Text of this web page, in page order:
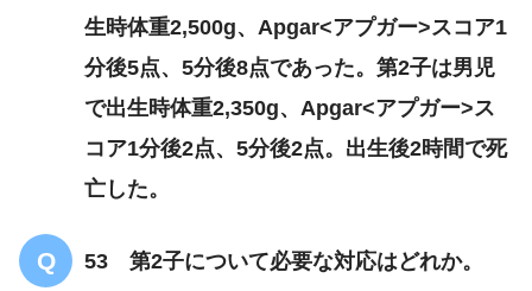
生時体重2,500g、Apgar<アプガー>スコア1
分後5点、5分後8点であった。第2子は男児
で出生時体重2,350g、Apgar<アプガー>ス
コア1分後2点、5分後2点。出生後2時間で死
亡した。
53 第2子について必要な対応はどれか。